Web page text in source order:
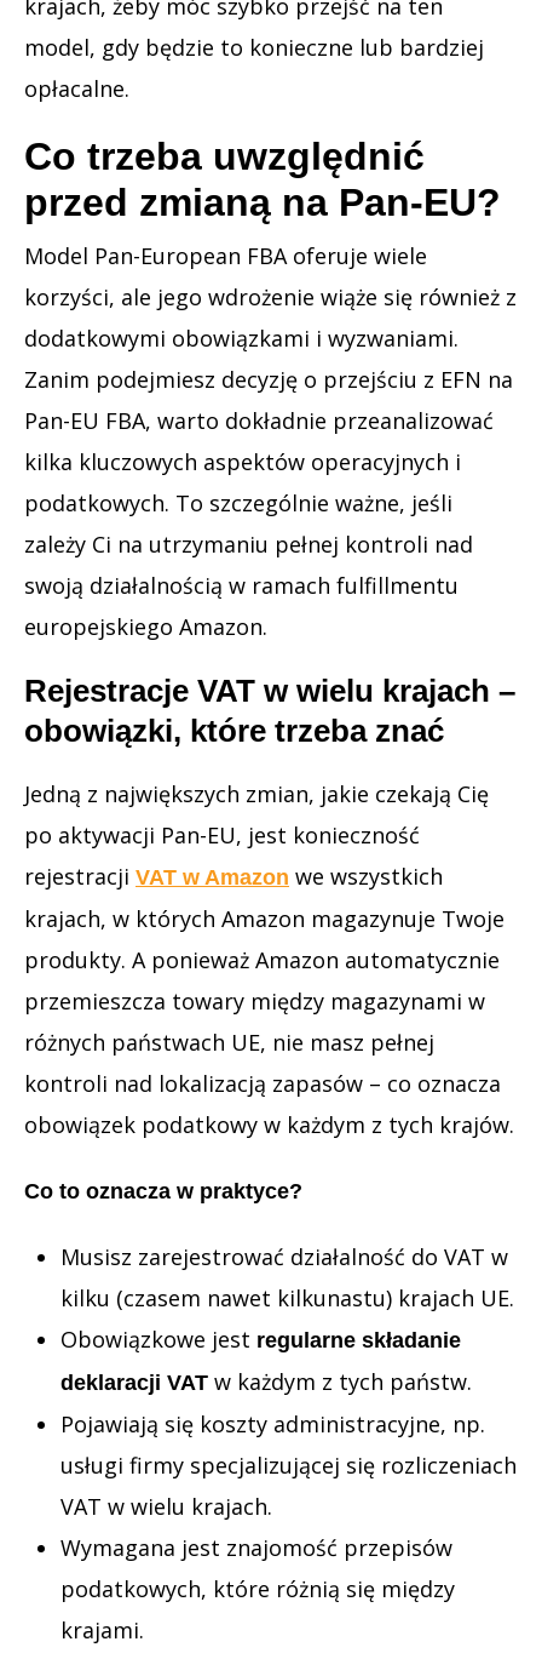
krajach, żeby móc szybko przejść na ten
model, gdy będzie to konieczne lub bardziej
opłacalne.
Co trzeba uwzględnić
przed zmianą na Pan-EU?
Model Pan-European FBA oferuje wiele
korzyści, ale jego wdrożenie wiąże się również z
dodatkowymi obowiązkami i wyzwaniami.
Zanim podejmiesz decyzję o przejściu z EFN na
Pan-EU FBA, warto dokładnie przeanalizować
kilka kluczowych aspektów operacyjnych i
podatkowych. To szczególnie ważne, jeśli
zależy Ci na utrzymaniu pełnej kontroli nad
swoją działalnością w ramach fulfillmentu
europejskiego Amazon.
Rejestracje VAT w wielu krajach –
obowiązki, które trzeba znać
Jedną z największych zmian, jakie czekają Cię
po aktywacji Pan-EU, jest konieczność
rejestracji VAT w Amazon we wszystkich
krajach, w których Amazon magazynuje Twoje
produkty. A ponieważ Amazon automatycznie
przemieszcza towary między magazynami w
różnych państwach UE, nie masz pełnej
kontroli nad lokalizacją zapasów – co oznacza
obowiązek podatkowy w każdym z tych krajów.
Co to oznacza w praktyce?
Musisz zarejestrować działalność do VAT w
kilku (czasem nawet kilkunastu) krajach UE.
Obowiązkowe jest regularne składanie
deklaracji VAT w każdym z tych państw.
Pojawiają się koszty administracyjne, np.
usługi firmy specjalizującej się rozliczeniach
VAT w wielu krajach.
Wymagana jest znajomość przepisów
podatkowych, które różnią się między
krajami.